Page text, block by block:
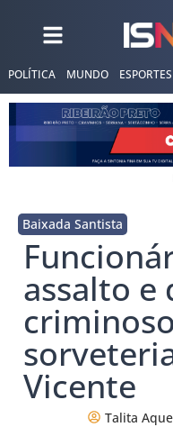
POLÍTICA MUNDO ESPORTES
Baixada Santista
assalto e
Vicente
Talita